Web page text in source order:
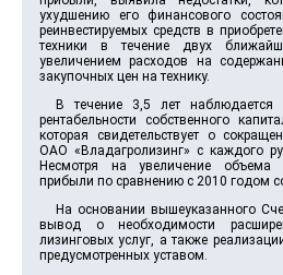
ухудшению его финансового
реинвестируемых средств в
техники в течение двух
увеличением расходов на
закупочных цен на технику.
В течение 3,5 лет наблюдается
рентабельности собственного
которая свидетельствует о
ОАО «Владагролизинг» с каждого
Несмотря на увеличение объема
прибыли по сравнению с 2010 годом
На основании вышеуказанного
вывод о необходимости
лизинговых услуг, а также
предусмотренных уставом.